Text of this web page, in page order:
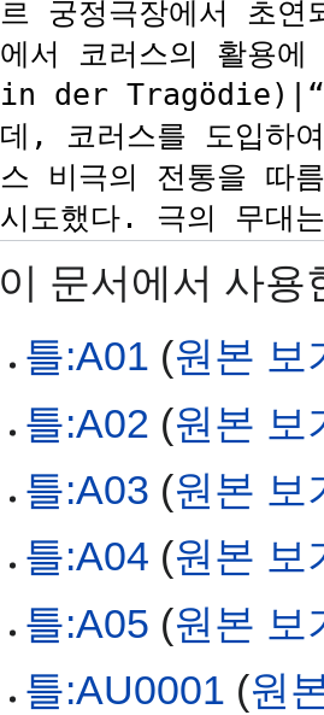
이 문서에서 사용
틀:A01 (원본 보
틀:A02 (원본 보
틀:A03 (원본 보
틀:A04 (원본 보
틀:A05 (원본 보
틀:AU0001 (원